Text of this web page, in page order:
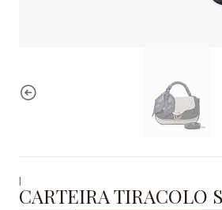
|
CARTEIRA TIRACOLO